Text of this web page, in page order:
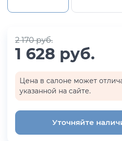
2 170 руб.
1 628 руб.
Цена в салоне может
указанной на сайте.
Уточняйте